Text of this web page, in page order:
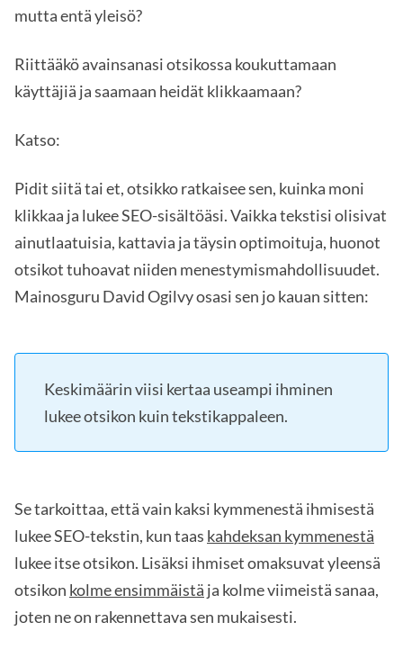
mutta entä yleisö?
Riittääkö avainsanasi otsikossa koukuttamaan
käyttäjiä ja saamaan heidät klikkaamaan?
Katso:
Pidit siitä tai et, otsikko ratkaisee sen, kuinka moni
klikkaa ja lukee SEO-sisältöäsi. Vaikka tekstisi olisivat
ainutlaatuisia, kattavia ja täysin optimoituja, huonot
otsikot tuhoavat niiden menestymismahdollisuudet.
Mainosguru David Ogilvy osasi sen jo kauan sitten:
Keskimäärin viisi kertaa useampi ihminen
lukee otsikon kuin tekstikappaleen.
Se tarkoittaa, että vain kaksi kymmenestä ihmisestä
lukee SEO-tekstin, kun taas kahdeksan kymmenestä
lukee itse otsikon. Lisäksi ihmiset omaksuvat yleensä
otsikon kolme ensimmäistä ja kolme viimeistä sanaa,
joten ne on rakennettava sen mukaisesti.